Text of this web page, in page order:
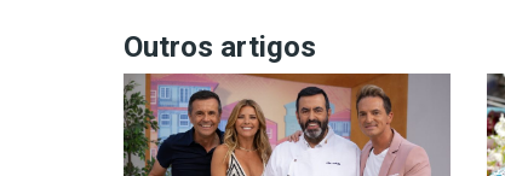
Outros artigos